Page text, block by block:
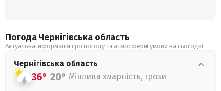
Погода Чернігівська область
Актуальна інформація про погоду та атмосферні умови на сьогодні
Чернігівська область
36° 20° Мінлива хмарність, грози